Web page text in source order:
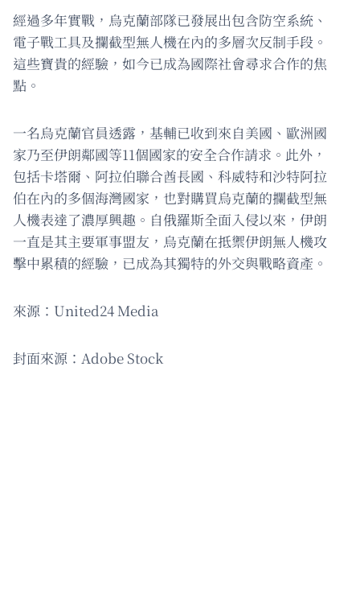
經過多年實戰，烏克蘭部隊已發展出包含防空系統、
電子戰工具及攔截型無人機在內的多層次反制手段。
這些寶貴的經驗，如今已成為國際社會尋求合作的焦
點。
一名烏克蘭官員透露，基輔已收到來自美國、歐洲國
家乃至伊朗鄰國等11個國家的安全合作請求。此外，
包括卡塔爾、阿拉伯聯合酋長國、科威特和沙特阿拉
伯在內的多個海灣國家，也對購買烏克蘭的攔截型無
人機表達了濃厚興趣。自俄羅斯全面入侵以來，伊朗
一直是其主要軍事盟友，烏克蘭在抵禦伊朗無人機攻
擊中累積的經驗，已成為其獨特的外交與戰略資產。
來源：United24 Media
封面來源：Adobe Stock